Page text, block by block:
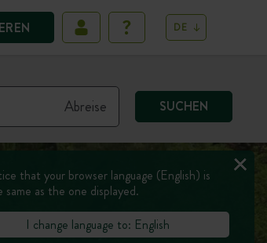
DE
SUCHEN
that your browser language (English) is
as the one displayed.
I change language to: English